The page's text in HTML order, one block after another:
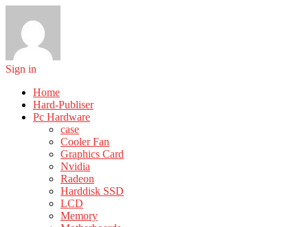
Sign in
Home
Hard-Publiser
Pc Hardware
case
Cooler Fan
Graphics Card
Nvidia
Radeon
Harddisk SSD
LCD
Memory